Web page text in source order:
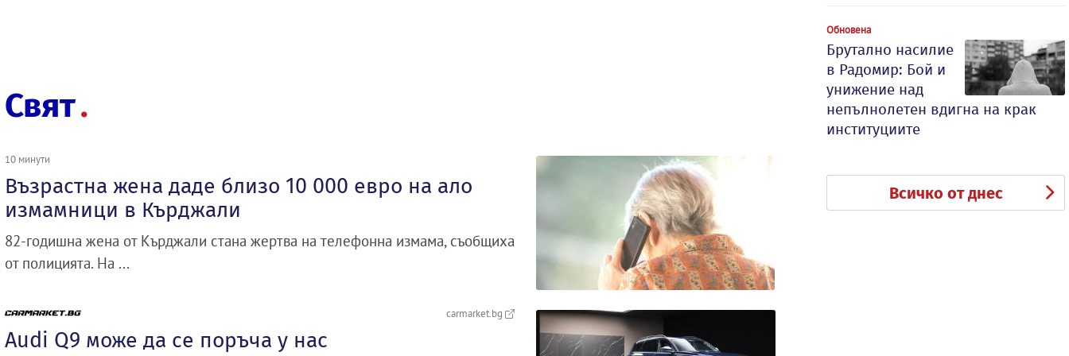
Свят
10 минути
Възрастна жена даде близо 10 000 евро на ало
измамници в Кърджали
82-годишна жена от Кърджали стана жертва на телефонна измама, съобщиха
от полицията. На ...
carmarket.bg
Audi Q9 може да се поръча у нас
Обновена
Брутално насилие
в Радомир: Бой и
унижение над
непълнолетен вдигна на крак
институциите
Всичко от днес